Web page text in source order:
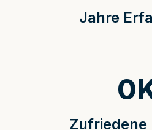
Jahre
Zufriedene
0